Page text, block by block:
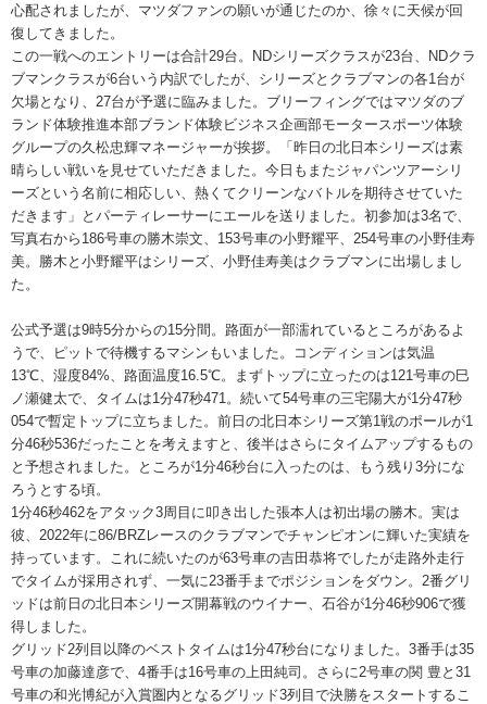
心配されましたが、マツダファンの願いが通じたのか、徐々に天候が回
復してきました。
この一戦へのエントリーは合計29台。NDシリーズクラスが23台、NDクラ
ブマンクラスが6台いう内訳でしたが、シリーズとクラブマンの各1台が
欠場となり、27台が予選に臨みました。ブリーフィングではマツダのブ
ランド体験推進本部ブランド体験ビジネス企画部モータースポーツ体験
グループの久松忠輝マネージャーが挨拶。「昨日の北日本シリーズは素
晴らしい戦いを見せていただきました。今日もまたジャパンツアーシリ
ーズという名前に相応しい、熱くてクリーンなバトルを期待させていた
だきます」とパーティレーサーにエールを送りました。初参加は3名で、
写真右から186号車の勝木崇文、153号車の小野耀平、254号車の小野佳寿
美。勝木と小野耀平はシリーズ、小野佳寿美はクラブマンに出場しまし
た。
公式予選は9時5分からの15分間。路面が一部濡れているところがあるよ
うで、ピットで待機するマシンもいました。コンディションは気温
13℃、湿度84%、路面温度16.5℃。まずトップに立ったのは121号車の巳
ノ瀬健太で、タイムは1分47秒471。続いて54号車の三宅陽大が1分47秒
054で暫定トップに立ちました。前日の北日本シリーズ第1戦のポールが1
分46秒536だったことを考えますと、後半はさらにタイムアップするもの
と予想されました。ところが1分46秒台に入ったのは、もう残り3分にな
ろうとする頃。
1分46秒462をアタック3周目に叩き出した張本人は初出場の勝木。実は
彼、2022年に86/BRZレースのクラブマンでチャンピオンに輝いた実績を
持っています。これに続いたのが63号車の吉田恭将でしたが走路外走行
でタイムが採用されず、一気に23番手までポジションをダウン。2番グリ
ッドは前日の北日本シリーズ開幕戦のウイナー、石谷が1分46秒906で獲
得しました。
グリッド2列目以降のベストタイムは1分47秒台になりました。3番手は35
号車の加藤達彦で、4番手は16号車の上田純司。さらに2号車の関 豊と31
号車の和光博紀が入賞圏内となるグリッド3列目で決勝をスタートするこ